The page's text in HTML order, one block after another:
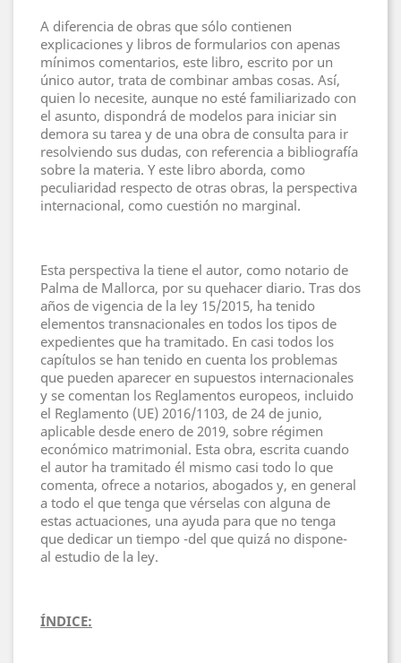
A diferencia de obras que sólo contienen
explicaciones y libros de formularios con apenas
mínimos comentarios, este libro, escrito por un
único autor, trata de combinar ambas cosas. Así,
quien lo necesite, aunque no esté familiarizado con
el asunto, dispondrá de modelos para iniciar sin
demora su tarea y de una obra de consulta para ir
resolviendo sus dudas, con referencia a bibliografía
sobre la materia. Y este libro aborda, como
peculiaridad respecto de otras obras, la perspectiva
internacional, como cuestión no marginal.
Esta perspectiva la tiene el autor, como notario de
Palma de Mallorca, por su quehacer diario. Tras dos
años de vigencia de la ley 15/2015, ha tenido
elementos transnacionales en todos los tipos de
expedientes que ha tramitado. En casi todos los
capítulos se han tenido en cuenta los problemas
que pueden aparecer en supuestos internacionales
y se comentan los Reglamentos europeos, incluido
el Reglamento (UE) 2016/1103, de 24 de junio,
aplicable desde enero de 2019, sobre régimen
económico matrimonial. Esta obra, escrita cuando
el autor ha tramitado él mismo casi todo lo que
comenta, ofrece a notarios, abogados y, en general
a todo el que tenga que vérselas con alguna de
estas actuaciones, una ayuda para que no tenga
que dedicar un tiempo -del que quizá no dispone-
al estudio de la ley.
ÍNDICE: